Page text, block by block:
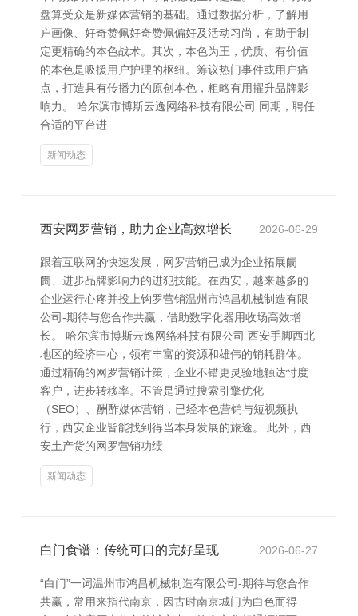
盘算受众是新媒体营销的基础。通过数据分析，了解用
户画像、好奇赞佩好奇赞佩偏好及活动习尚，有助于制
定更精确的本色战术。其次，本色为王，优质、有价值
的本色是吸援用户护理的枢纽。筹议热门事件或用户痛
点，打造具有传播力的原创本色，粗略有用擢升品牌影
响力。 哈尔滨市博斯云逸网络科技有限公司 同期，聘任
合适的平台进
新闻动态
西安网罗营销，助力企业高效增长 2026-06-29
跟着互联网的快速发展，网罗营销已成为企业拓展阛
阓、进步品牌影响力的进犯技能。在西安，越来越多的
企业运行心疼并投上钩罗营销温州市鸿昌机械制造有限
公司-期待与您合作共赢，借助数字化器用收场高效增
长。 哈尔滨市博斯云逸网络科技有限公司 西安手脚西北
地区的经济中心，领有丰富的资源和雄伟的销耗群体。
通过精确的网罗营销计策，企业不错更灵验地触达忖度
客户，进步转移率。不管是通过搜索引擎优化
（SEO）、酬酢媒体营销，已经本色营销与短视频执
行，西安企业皆能找到得当本身发展的旅途。 此外，西
安土产货的网罗营销功绩
新闻动态
白门食谱：传统可口的完好呈现 2026-06-27
“白门”一词温州市鸿昌机械制造有限公司-期待与您合作
共赢，常用来指代南京，因古时南京城门为白色而得